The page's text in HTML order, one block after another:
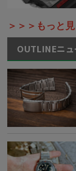
＞＞＞もっと
OUTLINEニュ